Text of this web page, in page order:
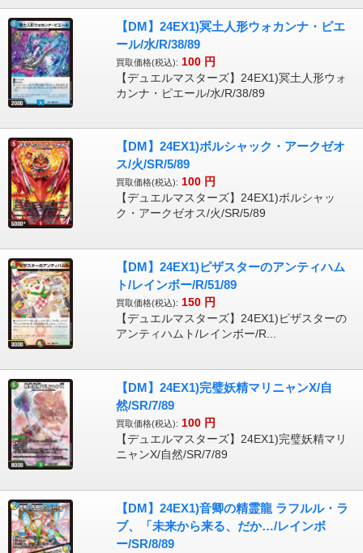
【DM】24EX1)冥土人形ウォカンナ・ピエ
ール/水/R/38/89
買取価格(税込): 100 円
【デュエルマスターズ】24EX1)冥土人形ウォ
カンナ・ピエール/水/R/38/89
【DM】24EX1)ボルシャック・アークゼオ
ス/火/SR/5/89
買取価格(税込): 100 円
【デュエルマスターズ】24EX1)ボルシャッ
ク・アークゼオス/火/SR/5/89
【DM】24EX1)ピザスターのアンティハム
ト/レインボー/R/51/89
買取価格(税込): 150 円
【デュエルマスターズ】24EX1)ピザスターの
アンティハムト/レインボー/R...
【DM】24EX1)完璧妖精マリニャンX/自
然/SR/7/89
買取価格(税込): 100 円
【デュエルマスターズ】24EX1)完璧妖精マリ
ニャンX/自然/SR/7/89
【DM】24EX1)音卿の精霊龍 ラフルル・ラ
ブ、「未来から来る、だか…/レインボ
ー/SR/8/89